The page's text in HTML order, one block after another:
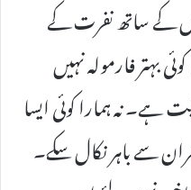
کے ساتھ نفرت کے
بہتر فارمولہ نہیں
ہے۔ نہ ہمارا کوئی ایسا
سے باہر نکال سکے۔